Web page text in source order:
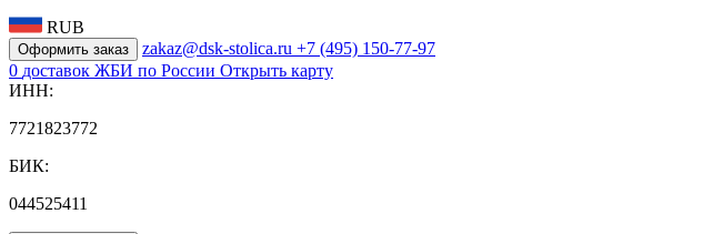
RUB
Оформить заказ zakaz@dsk-stolica.ru +7 (495) 150-77-97
0 доставок ЖБИ по России Открыть карту
ИНН:
7721823772
БИК:
044525411